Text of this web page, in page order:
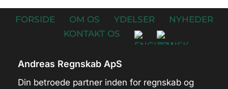
FORSIDE OM OS YDELSER
NYHEDER
KONTAKT OS
Andreas Regnskab ApS
Din betroede partner inden for regnskab og